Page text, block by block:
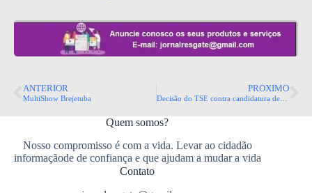
ANTERIOR
MultiShow Brejetuba
PRÓXIMO
Decisão do TSE contra candidatura de Deltan Dallagnol provoca debate no Plenário
Quem somos?
Nosso compromisso é com a vida. Levar ao cidadão
informaçãode de confiança e que ajudam a mudar a vida
Contato